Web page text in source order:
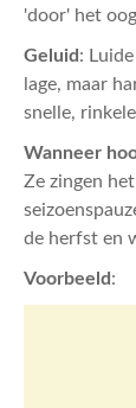
'door' het
Geluid:
lage, maar
snelle,
Wanneer
Ze zingen
de herfst en
Voorbeeld: